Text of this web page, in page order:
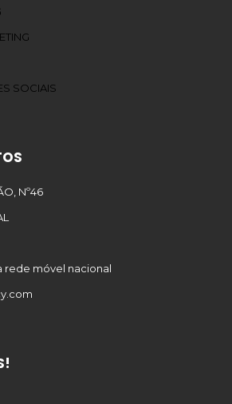
SOCIAIS
Nº46
rede móvel nacional